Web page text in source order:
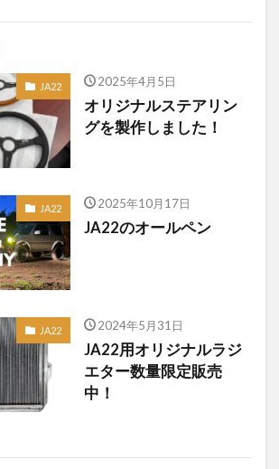
JA22 2025年4月5日
オリジナルステアリン
グを製作しました！
JA22 2025年10月17日
JA22のオールペン
JA22 2024年5月31日
JA22用オリジナルラジ
エター数量限定販売
中！